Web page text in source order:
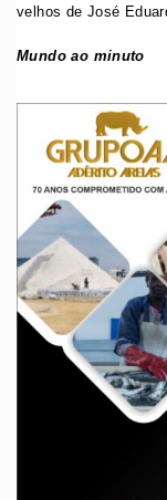
velhos de José
Mundo ao minuto